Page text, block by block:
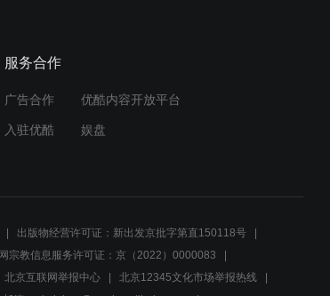
南的怪谈之夜
00:29
服务合作
广告合作 优酷内容开放平台
入驻优酷 娱盘
出版物经营许可证：新出发京批字第直150118号
宗教信息服务许可证：京（2022）0000083
北京互联网举报中心
北京12345文化市场举报热线